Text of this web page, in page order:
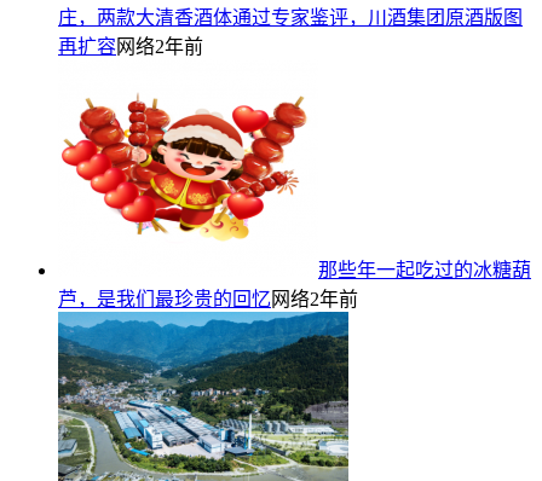
庄，两款大清香酒体通过专家鉴评，川酒集团原酒版图
再扩容网络2年前
那些年一起吃过的冰糖葫
芦，是我们最珍贵的回忆网络2年前